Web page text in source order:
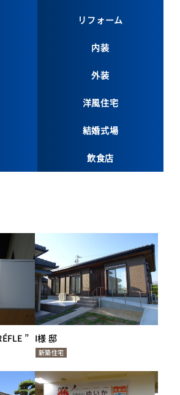
リフォーム
内装
外装
洋風住宅
結婚式場
飲食店
” I様 邸
新築住宅